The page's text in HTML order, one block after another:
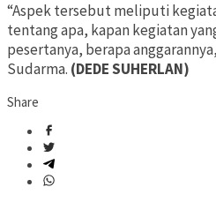
“Aspek tersebut meliputi
tentang apa, kapan kegiatan
pesertanya, berapa
Sudarma. (DEDE SUHERLAN)
Share